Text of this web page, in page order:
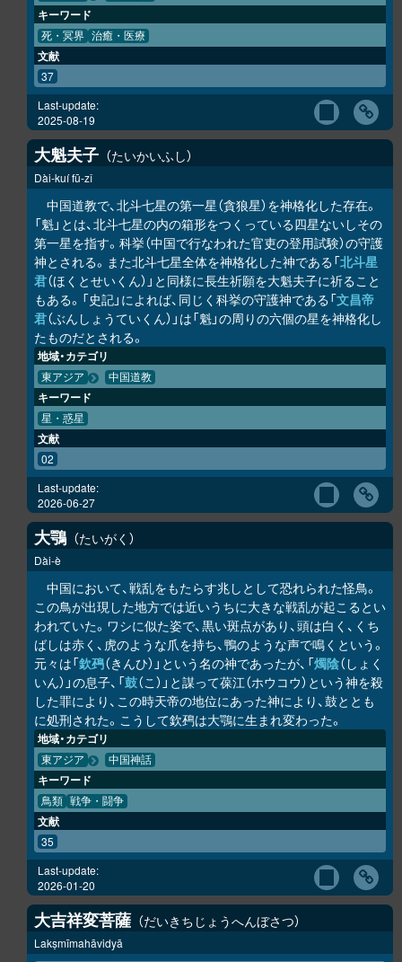
キーワード
死・冥界 治癒・医療
文献
37
Last-update:
2025-08-19
大魁夫子 たいかいふし
Dài-kuí fū-zǐ
中国道教で、北斗七星の第一星（貪狼星）を神格化した存在。
「魁」とは、北斗七星の内の箱形をつくっている四星ないしその
第一星を指す。科挙（中国で行なわれた官吏の登用試験）の守護
神とされる。また北斗七星全体を神格化した神である「北斗星
君（ほくとせいくん）」と同様に長生祈願を大魁夫子に祈ること
もある。「史記」によれば、同じく科挙の守護神である「文昌帝
君（ぶんしょうていくん）」は「魁」の周りの六個の星を神格化し
たものだとされる。
地域・カテゴリ
東アジア 中国道教
キーワード
星・惑星
文献
02
Last-update:
2026-06-27
大鶚 たいがく
Dài-è
中国において、戦乱をもたらす兆しとして恐れられた怪鳥。
この鳥が出現した地方では近いうちに大きな戦乱が起こるとい
われていた。ワシに似た姿で、黒い斑点があり、頭は白く、くち
ばしは赤く、虎のような爪を持ち、鴨のような声で鳴くという。
元々は「欽䲹（きんひ）」という名の神であったが、「燭陰（しょく
いん）」の息子、「鼓（こ）」と謀って葆江（ホウコウ）という神を殺
した罪により、この時天帝の地位にあった神により、鼓ととも
に処刑された。こうして欽䲹は大鶚に生まれ変わった。
地域・カテゴリ
東アジア 中国神話
キーワード
鳥類 戦争・闘争
文献
35
Last-update:
2026-01-20
大吉祥変菩薩 だいきちじょうへんぼさつ
Lakṣmīmahāvidyā